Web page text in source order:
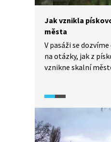
Jak vznikla
města
V pasáži se
na otázky, jak z
vznikne skalní